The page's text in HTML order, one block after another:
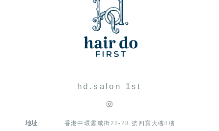
hd.salon 1st
地址 香港中環雲咸街22-28 號四寶大樓8樓